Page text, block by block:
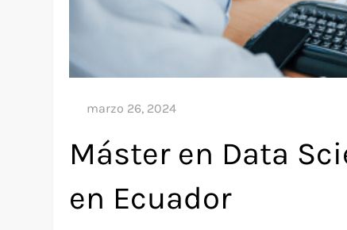
Máster en Data
en Ecuador